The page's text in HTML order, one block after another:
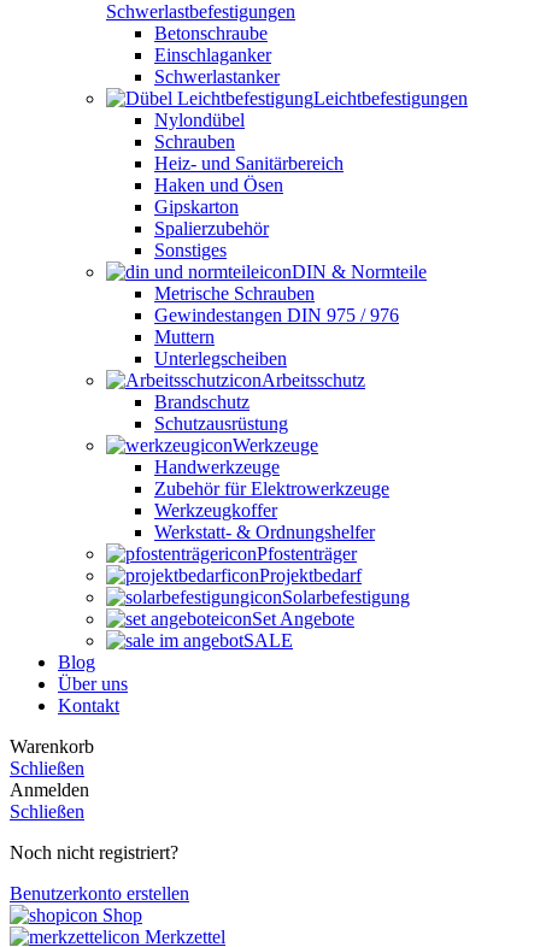
Schwerlastbefestigungen
Betonschraube
Einschlaganker
Schwerlastanker
Leichtbefestigungen
Nylondübel
Schrauben
Heiz- und Sanitärbereich
Haken und Ösen
Gipskarton
Spalierzubehör
Sonstiges
DIN & Normteile
Metrische Schrauben
Gewindestangen DIN 975 / 976
Muttern
Unterlegscheiben
Arbeitsschutz
Brandschutz
Schutzausrüstung
Werkzeuge
Handwerkzeuge
Zubehör für Elektrowerkzeuge
Werkzeugkoffer
Werkstatt- & Ordnungshelfer
Pfostenträger
Projektbedarf
Solarbefestigung
Set Angebote
SALE
Blog
Über uns
Kontakt
Warenkorb
Schließen
Anmelden
Schließen
Noch nicht registriert?
Benutzerkonto erstellen
Shop
Merkzettel